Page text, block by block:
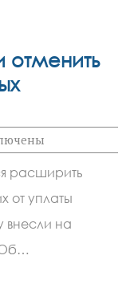
отменить
расширить
от уплаты
внесли на